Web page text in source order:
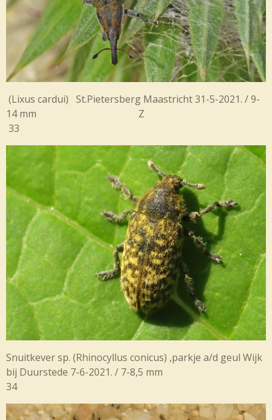
(Lixus cardui) St.Pietersberg Maastricht 31-5-2021. / 9-
14 mm Z
33
Snuitkever sp. (Rhinocyllus conicus) ,parkje a/d geul Wijk
bij Duurstede 7-6-2021. / 7-8,5 mm
34